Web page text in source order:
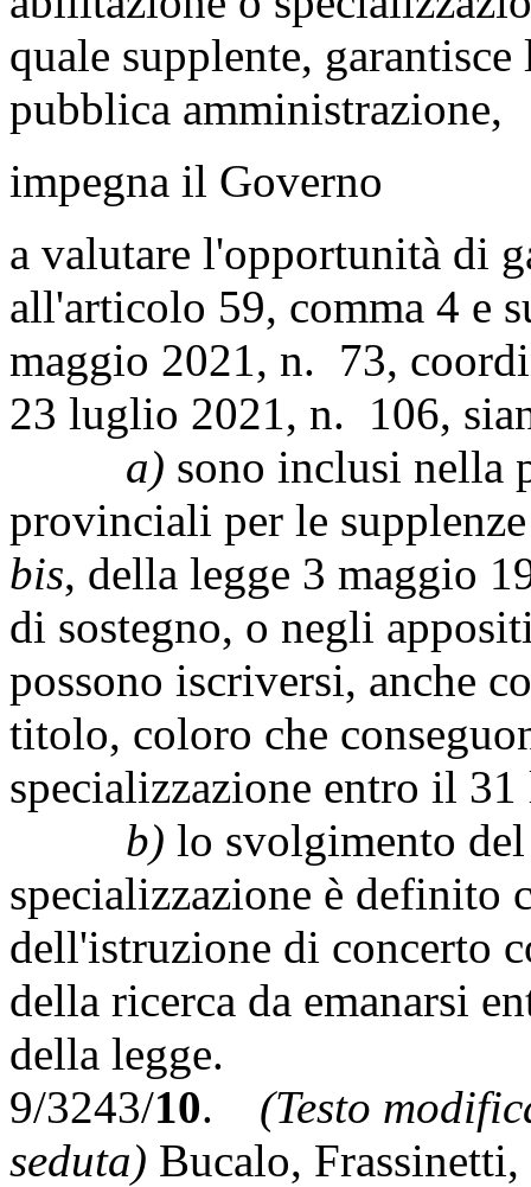
quale supplente,
pubblica amministrazione,
impegna il Governo
a valutare l'opportunità di
all'articolo 59, comma 4 e
maggio 2021, n. 73,
23 luglio 2021, n. 106,
a) sono inclusi nella
provinciali per le
bis, della legge 3 maggio
di sostegno, o negli
possono iscriversi, anche
titolo, coloro che
specializzazione entro il
b) lo svolgimento
specializzazione è definito
dell'istruzione di concerto
della ricerca da emanarsi
della legge.
9/3243/10. (Testo
seduta) Bucalo, Frassinetti,